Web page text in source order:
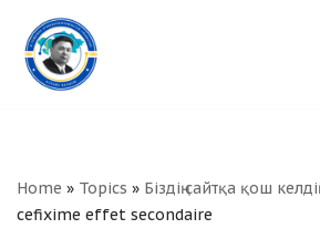
Skip
to
Home » Topics » Біздің сайтқа қош
cefixime effet secondaire